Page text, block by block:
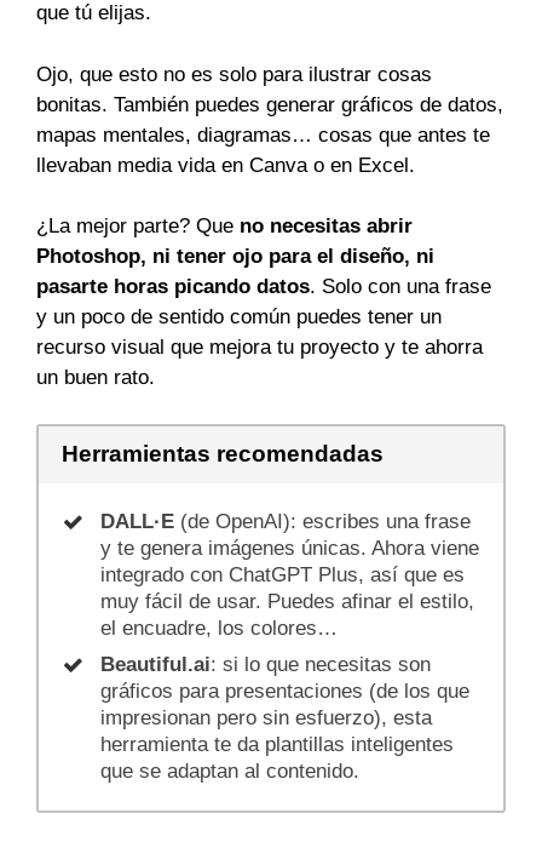
que tú elijas.
Ojo, que esto no es solo para ilustrar cosas
bonitas. También puedes generar gráficos de datos,
mapas mentales, diagramas… cosas que antes te
llevaban media vida en Canva o en Excel.
¿La mejor parte? Que no necesitas abrir
Photoshop, ni tener ojo para el diseño, ni
pasarte horas picando datos. Solo con una frase
y un poco de sentido común puedes tener un
recurso visual que mejora tu proyecto y te ahorra
un buen rato.
Herramientas recomendadas
DALL·E (de OpenAI): escribes una frase
y te genera imágenes únicas. Ahora viene
integrado con ChatGPT Plus, así que es
muy fácil de usar. Puedes afinar el estilo,
el encuadre, los colores…
Beautiful.ai: si lo que necesitas son
gráficos para presentaciones (de los que
impresionan pero sin esfuerzo), esta
herramienta te da plantillas inteligentes
que se adaptan al contenido.